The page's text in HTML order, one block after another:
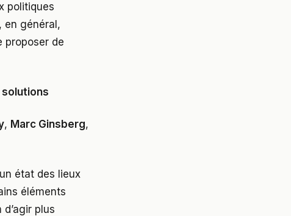
politiques
en général,
proposer de
, Marc Ginsberg,
état des lieux
éléments
plus